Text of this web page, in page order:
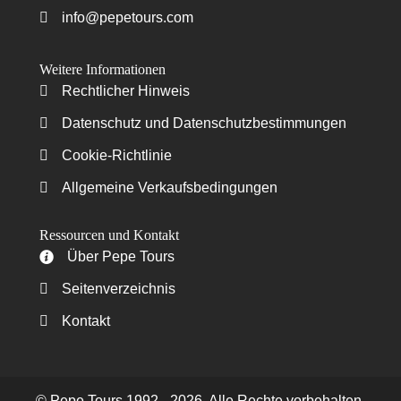
info@pepetours.com
Weitere Informationen
Rechtlicher Hinweis
Rechtlicher Hinweis
Datenschutz und Datenschutzbestimmungen
Datenschutz und Datenschutzbestimmungen
Cookie-Richtlinie
Cookie-Richtlinie
Allgemeine Verkaufsbedingungen
Allgemeine Verkaufsbedingungen
Ressourcen und Kontakt
Über Pepe Tours
Über Pepe Tours
Seitenverzeichnis
Seitenverzeichnis
KontaktKontakt